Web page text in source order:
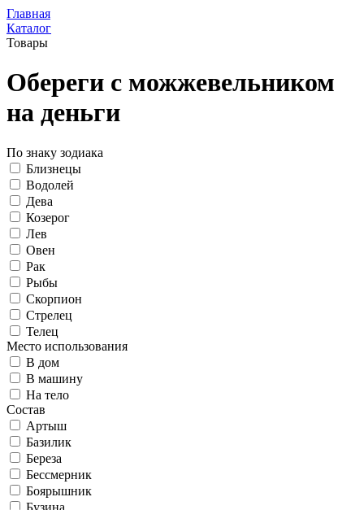
Главная
Каталог
Товары
Обереги с можжевельником
на деньги
По знаку зодиака
Близнецы
Водолей
Дева
Козерог
Лев
Овен
Рак
Рыбы
Скорпион
Стрелец
Телец
Место использования
В дом
В машину
На тело
Состав
Артыш
Базилик
Береза
Бессмерник
Боярышник
Бузина